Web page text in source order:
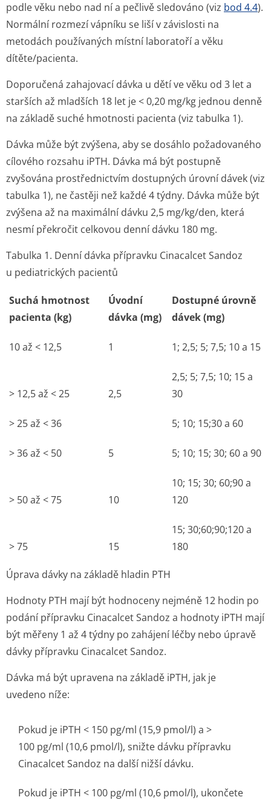
podle věku nebo nad ní a pečlivě sledováno (viz bod 4.4).
Normální rozmezí vápníku se liší v závislosti na
metodách používaných místní laboratoří a věku
dítěte/pacienta.
Doporučená zahajovací dávka u dětí ve věku od 3 let a
starších až mladších 18 let je < 0,20 mg/kg jednou denně
na základě suché hmotnosti pacienta (viz tabulka 1).
Dávka může být zvýšena, aby se dosáhlo požadovaného
cílového rozsahu iPTH. Dávka má být postupně
zvyšována prostřednictvím dostupných úrovní dávek (viz
tabulka 1), ne častěji než každé 4 týdny. Dávka může být
zvýšena až na maximální dávku 2,5 mg/kg/den, která
nesmí překročit celkovou denní dávku 180 mg.
Tabulka 1. Denní dávka přípravku Cinacalcet Sandoz
u pediatrických pacientů
Suchá hmotnost
pacienta (kg)
Úvodní
dávka (mg)
Dostupné úrovně
dávek (mg)
10 až < 12,5 1 1; 2,5; 5; 7,5; 10 a 15
> 12,5 až < 25 2,5
2,5; 5; 7,5; 10; 15 a
30
> 25 až < 36 5; 10; 15;30 a 60
> 36 až < 50 5 5; 10; 15; 30; 60 a 90
> 50 až < 75 10
10; 15; 30; 60;90 a
120
> 75 15
15; 30;60;90;120 a
180
Úprava dávky na základě hladin PTH
Hodnoty PTH mají být hodnoceny nejméně 12 hodin po
podání přípravku Cinacalcet Sandoz a hodnoty iPTH mají
být měřeny 1 až 4 týdny po zahájení léčby nebo úpravě
dávky přípravku Cinacalcet Sandoz.
Dávka má být upravena na základě iPTH, jak je
uvedeno níže:
Pokud je iPTH < 150 pg/ml (15,9 pmol/l) a >
100 pg/ml (10,6 pmol/l), snižte dávku přípravku
Cinacalcet Sandoz na další nižší dávku.
Pokud je iPTH < 100 pg/ml (10,6 pmol/l), ukončete